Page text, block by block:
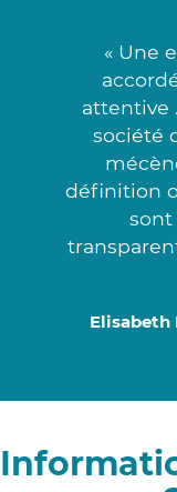
« Une
attentive
société
définition
sont
Elisabeth